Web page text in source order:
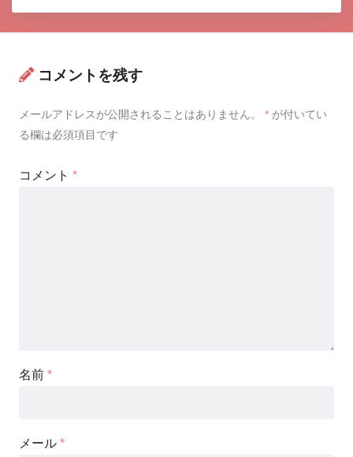
コメントを残す
メールアドレスが公開されることはありません。 * が付いてい
る欄は必須項目です
コメント *
名前 *
メール *